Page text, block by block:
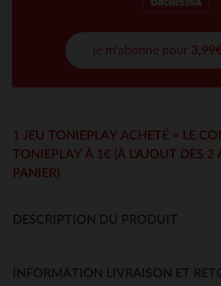
je m'abonne pour
1 JEU TONIEPLAY ACHETÉ = LE
TONIEPLAY À 1€ (À L'AJOUT DES 2
PANIER)
DESCRIPTION DU PRODUIT
INFORMATION LIVRAISON ET